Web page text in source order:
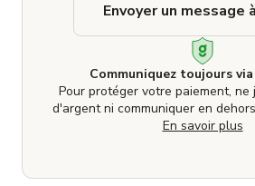
Communiquez toujours
Pour protéger votre paiement, ne
d'argent ni communiquer en
En savoir plus
Envoyer un message